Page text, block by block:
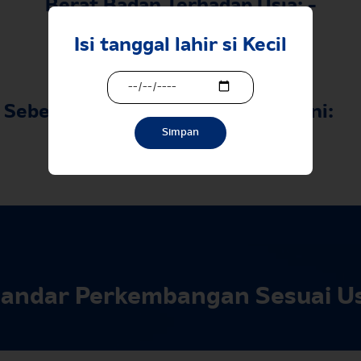
Berat Badan Terhadap Usia: -
Menampilkan data...
Sebelumnya: Saat ini:
Perkembangan Sesuai
Isi tanggal lahir si Kecil
Simpan